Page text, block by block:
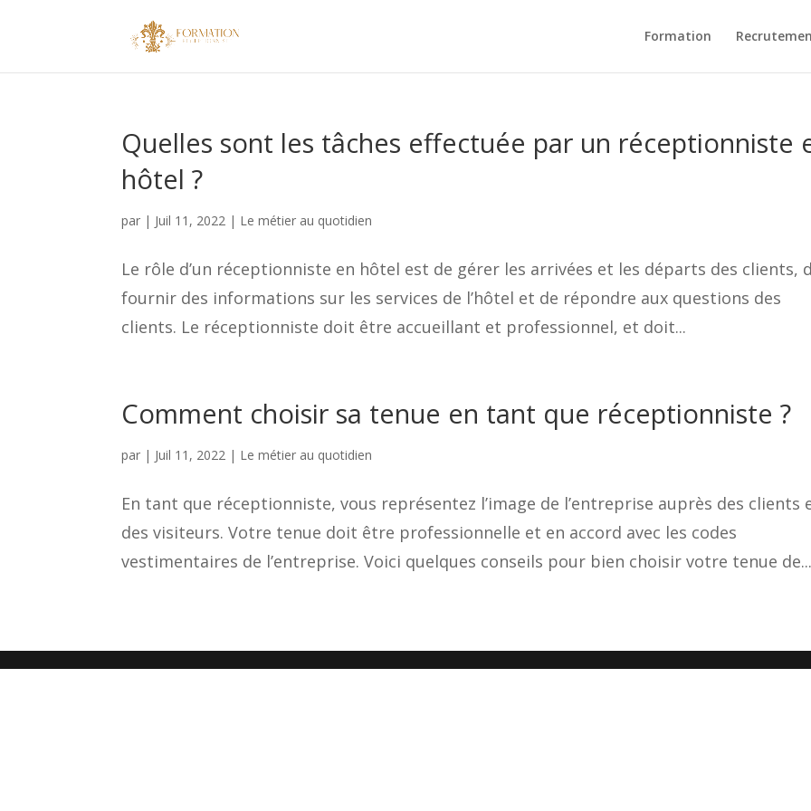
Formation
Quelles sont les tâches effectuée par un réceptionniste
hôtel ?
par | Juil 11, 2022 | Le métier au quotidien
Le rôle d’un réceptionniste en hôtel est de gérer les arrivées et les départs des clients,
fournir des informations sur les services de l’hôtel et de répondre aux questions des
clients. Le réceptionniste doit être accueillant et professionnel, et doit...
Comment choisir sa tenue en tant que réceptionniste ?
par | Juil 11, 2022 | Le métier au quotidien
En tant que réceptionniste, vous représentez l’image de l’entreprise auprès des clients
des visiteurs. Votre tenue doit être professionnelle et en accord avec les codes
vestimentaires de l’entreprise. Voici quelques conseils pour bien choisir votre tenue